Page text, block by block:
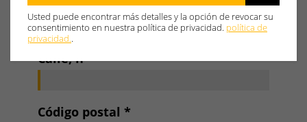
Apellido*
Calle, nº*
Código postal *
Usted puede encontrar más detalles y la opción de revocar su
consentimiento en nuestra política de privacidad. política de
privacidad..